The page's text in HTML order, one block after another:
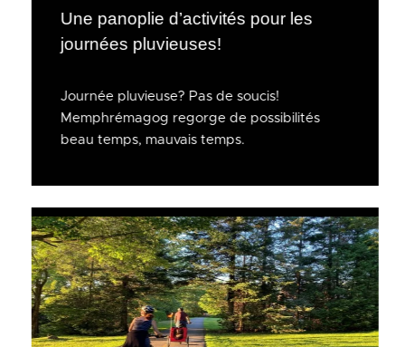
Une panoplie d’activités pour les
journées pluvieuses!
Journée pluvieuse? Pas de soucis!
Memphrémagog regorge de possibilités
beau temps, mauvais temps.